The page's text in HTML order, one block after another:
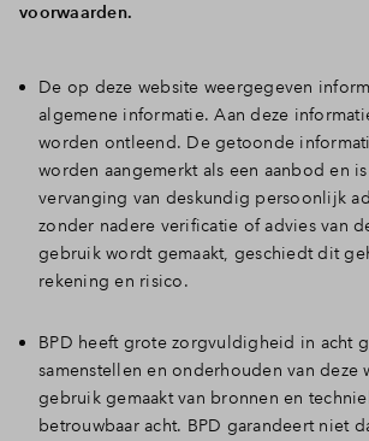
voorwaarden.
De op deze website weergegeven
algemene informatie. Aan deze
worden ontleend. De getoonde
worden aangemerkt als een aanbod en
vervanging van deskundig persoonlijk
zonder nadere verificatie of advies van
gebruik wordt gemaakt, geschiedt dit
rekening en risico.
BPD heeft grote zorgvuldigheid in acht
samenstellen en onderhouden van deze
gebruik gemaakt van bronnen en
betrouwbaar acht. BPD garandeert niet